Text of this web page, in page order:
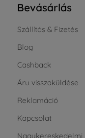
Bevásárlás
Szállítás & Fizetés
Blog
Cashback
Áru visszaküldése
Reklamáció
Kapcsolat
Nagykereskedelmi